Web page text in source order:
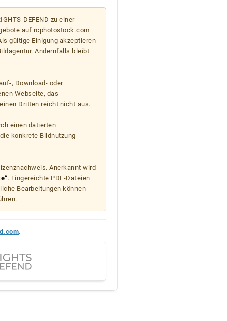
DEFEND zu einer
auf rcphotostock.com
gültige Einigung akzeptieren
Andernfalls bleibt
, Download- oder
Webseite, das
Dritten reicht nicht aus.
einen datierten
konkrete Bildnutzung
Anerkannt wird
. Eingereichte PDF-Dateien
Bearbeitungen können
.